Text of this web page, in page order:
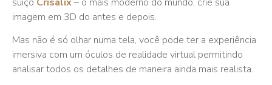
imagem em 3D do antes e depois.
Mas não é só olhar numa tela, você pode ter a experiência
imersiva com um óculos de realidade virtual permitindo
analisar todos os detalhes de maneira ainda mais realista.